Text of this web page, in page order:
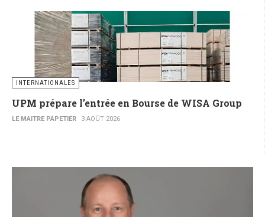
INTERNATIONALES
UPM prépare l’entrée en Bourse de WISA Group
LE MAITRE PAPETIER 3 AOÛT 2026